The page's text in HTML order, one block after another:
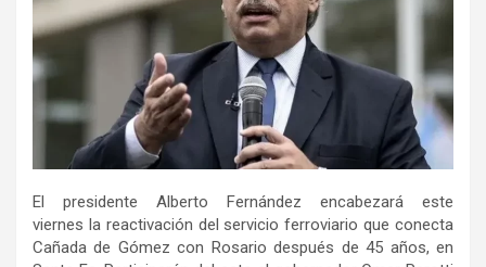
El presidente Alberto Fernández encabezará este
viernes la reactivación del servicio ferroviario que conecta
Cañada de Gómez con Rosario después de 45 años, en